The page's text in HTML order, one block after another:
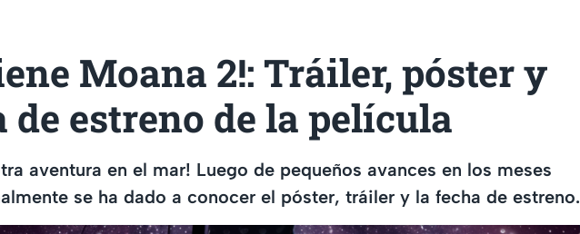
Moana 2!: Tráiler, póster y
de estreno de la película
aventura en el mar! Luego de pequeños avances en los meses
se ha dado a conocer el póster, tráiler y la fecha de estreno.